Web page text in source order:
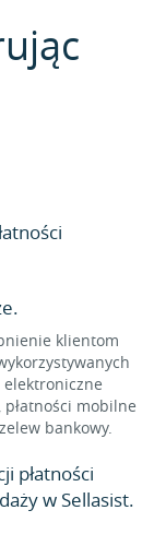
klientom
elektroniczne
płatności mobilne
bankowy.
płatności
w Sellasist.